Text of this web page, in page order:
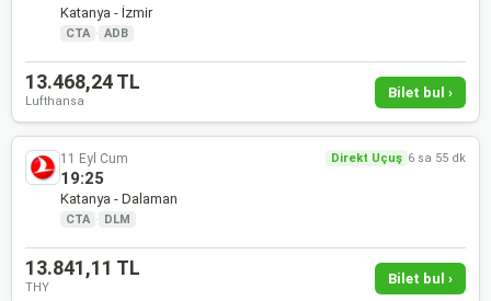
Katanya - İzmir
CTA · ADB
13.468,24 TL
Lufthansa
Bilet bul ›
11 Eyl Cum Direkt Uçuş 6 sa 55 dk
19:25
Katanya - Dalaman
CTA · DLM
13.841,11 TL
THY
Bilet bul ›